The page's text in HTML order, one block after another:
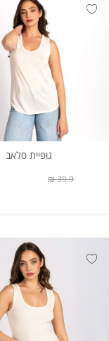
גופיית סלאב
39.9 ₪